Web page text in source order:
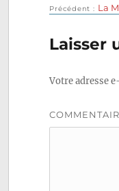
de
l’article
Précédent La
Laisser
Votre adresse